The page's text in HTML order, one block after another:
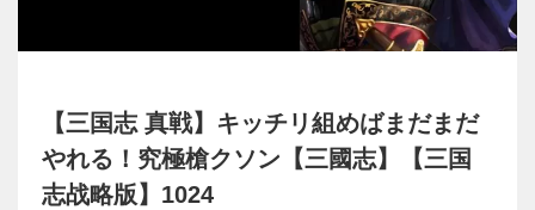
【三国志 真戦】キッチリ組めばまだまだ
やれる！究極槍クソン【三國志】【三国
志战略版】1024